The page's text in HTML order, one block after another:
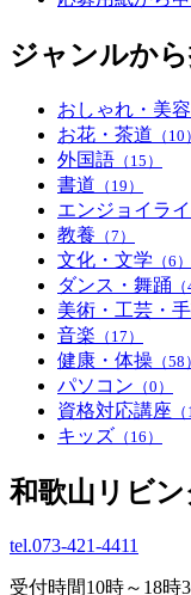
ジャンルか
おしゃれ・美容
お花・茶道 （10）
外国語 （15）
書道 （19）
エンジョイラ
教養 （7）
文化・文学 （6）
ダンス・舞踊
美術・工芸・
音楽 （17）
健康・体操 （58）
パソコン （0）
資格対応講座
キッズ （16）
和歌山リビ
tel.073-421-4411
受付時間10時～18時